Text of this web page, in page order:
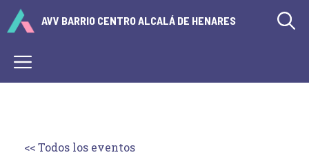
Saltar
AVV BARRIO CENTRO ALCALÁ DE HENARES
Menú
<< Todos los eventos